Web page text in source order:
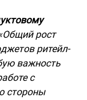
рост
ритейл-
важность
с
стороны